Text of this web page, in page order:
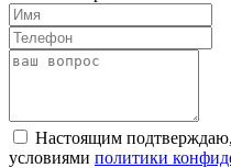
Настоящим подтверждаю,
условиями политики